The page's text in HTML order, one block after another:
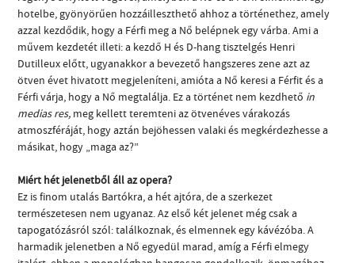
hotelbe, gyönyörűen hozzáilleszthető ahhoz a történethez, amely
azzal kezdődik, hogy a Férfi meg a Nő belépnek egy várba. Ami a
művem kezdetét illeti: a kezdő H és D-hang tisztelgés Henri
Dutilleux előtt, ugyanakkor a bevezető hangszeres zene azt az
ötven évet hivatott megjeleníteni, amióta a Nő keresi a Férfit és a
Férfi várja, hogy a Nő megtalálja. Ez a történet nem kezdhető in
medias res, meg kellett teremteni az ötvenéves várakozás
atmoszféráját, hogy aztán bejöhessen valaki és megkérdezhesse a
másikat, hogy „maga az?”
Miért hét jelenetből áll az opera?
Ez is finom utalás Bartókra, a hét ajtóra, de a szerkezet
természetesen nem ugyanaz. Az első két jelenet még csak a
tapogatózásról szól: találkoznak, és elmennek egy kávézóba. A
harmadik jelenetben a Nő egyedül marad, amíg a Férfi elmegy